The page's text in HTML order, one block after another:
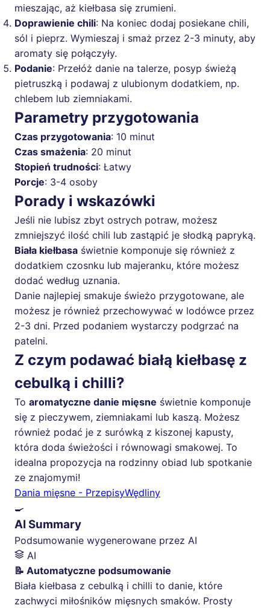
mieszając, aż kiełbasa się zrumieni.
Doprawienie chili: Na koniec dodaj posiekane chili,
sól i pieprz. Wymieszaj i smaż przez 2-3 minuty, aby
aromaty się połączyły.
Podanie: Przełóż danie na talerze, posyp świeżą
pietruszką i podawaj z ulubionym dodatkiem, np.
chlebem lub ziemniakami.
Parametry przygotowania
Czas przygotowania: 10 minut
Czas smażenia: 20 minut
Stopień trudności: Łatwy
Porcje: 3-4 osoby
Porady i wskazówki
Jeśli nie lubisz zbyt ostrych potraw, możesz
zmniejszyć ilość chili lub zastąpić je słodką papryką.
Biała kiełbasa świetnie komponuje się również z
dodatkiem czosnku lub majeranku, które możesz
dodać według uznania.
Danie najlepiej smakuje świeżo przygotowane, ale
możesz je również przechowywać w lodówce przez
2-3 dni. Przed podaniem wystarczy podgrzać na
patelni.
Z czym podawać białą kiełbasę z
cebulką i chilli?
To aromatyczne danie mięsne świetnie komponuje
się z pieczywem, ziemniakami lub kaszą. Możesz
również podać je z surówką z kiszonej kapusty,
która doda świeżości i równowagi smakowej. To
idealna propozycja na rodzinny obiad lub spotkanie
ze znajomymi!
Dania mięsne - PrzepisyWędliny
🍳
AI Summary
Podsumowanie wygenerowane przez AI
AI
📝 Automatyczne podsumowanie
Biała kiełbasa z cebulką i chilli to danie, które
zachwyci miłośników mięsnych smaków. Prosty